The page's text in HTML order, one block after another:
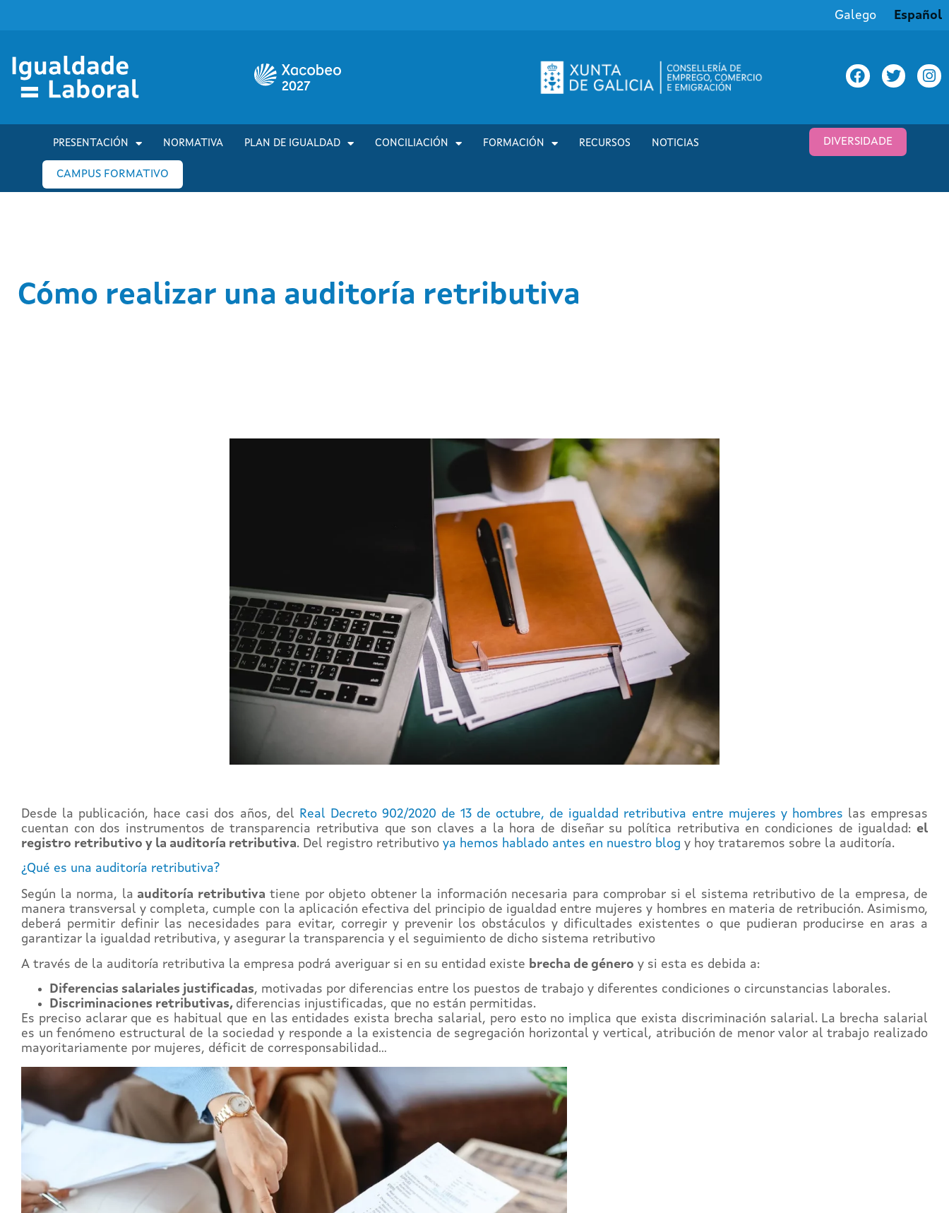
Galego Español
PRESENTACIÓN NORMATIVA PLAN DE IGUALDAD CONCILIACIÓN FORMACIÓN RECURSOS NOTICIAS DIVERSIDADE
CAMPUS FORMATIVO
Cómo realizar una auditoría retributiva
Desde la publicación, hace casi dos años, del Real Decreto 902/2020 de 13 de octubre, de igualdad retributiva entre mujeres y hombres las empresas
cuentan con dos instrumentos de transparencia retributiva que son claves a la hora de diseñar su política retributiva en condiciones de igualdad: el
registro retributivo y la auditoría retributiva. Del registro retributivo ya hemos hablado antes en nuestro blog y hoy trataremos sobre la auditoría.
¿Qué es una auditoría retributiva?
Según la norma, la auditoría retributiva tiene por objeto obtener la información necesaria para comprobar si el sistema retributivo de la empresa, de
manera transversal y completa, cumple con la aplicación efectiva del principio de igualdad entre mujeres y hombres en materia de retribución. Asimismo,
deberá permitir definir las necesidades para evitar, corregir y prevenir los obstáculos y dificultades existentes o que pudieran producirse en aras a
garantizar la igualdad retributiva, y asegurar la transparencia y el seguimiento de dicho sistema retributivo
A través de la auditoría retributiva la empresa podrá averiguar si en su entidad existe brecha de género y si esta es debida a:
Diferencias salariales justificadas, motivadas por diferencias entre los puestos de trabajo y diferentes condiciones o circunstancias laborales.
Discriminaciones retributivas, diferencias injustificadas, que no están permitidas.
Es preciso aclarar que es habitual que en las entidades exista brecha salarial, pero esto no implica que exista discriminación salarial. La brecha salarial
es un fenómeno estructural de la sociedad y responde a la existencia de segregación horizontal y vertical, atribución de menor valor al trabajo realizado
mayoritariamente por mujeres, déficit de corresponsabilidad…